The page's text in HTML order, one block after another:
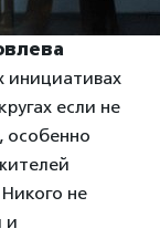
инициативах
если не
не
и